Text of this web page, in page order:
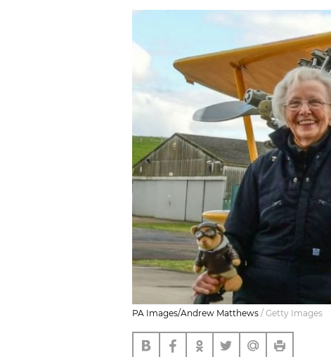
PA Images/Andrew Matthews / Getty Images